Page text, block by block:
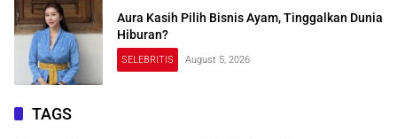
Aura Kasih Pilih Bisnis Ayam, Tinggalkan Dunia
Hiburan?
SELEBRITIS August 5, 2026
TAGS